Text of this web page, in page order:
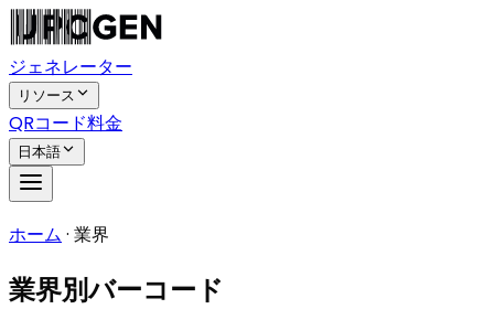
ジェネレーター
リソース
QRコード料金
日本語
ホーム · 業界
業界別バーコード